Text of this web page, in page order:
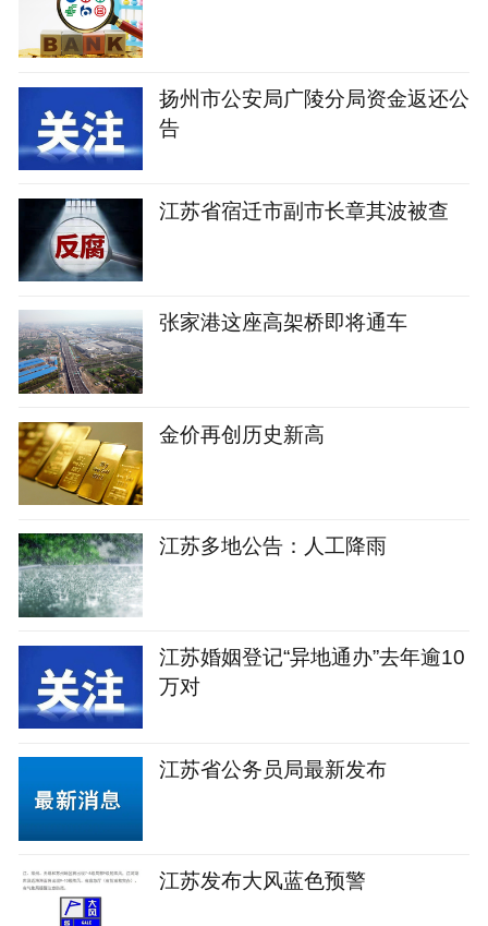
扬州市公安局广陵分局资金返还公
告
江苏省宿迁市副市长章其波被查
张家港这座高架桥即将通车
金价再创历史新高
江苏多地公告：人工降雨
江苏婚姻登记“异地通办”去年逾10
万对
江苏省公务员局最新发布
江苏发布大风蓝色预警